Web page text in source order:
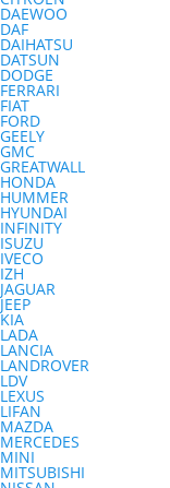
DAEWOO
DAF
DAIHATSU
DATSUN
DODGE
FERRARI
FIAT
FORD
GEELY
GMC
GREATWALL
HONDA
HUMMER
HYUNDAI
INFINITY
ISUZU
IVECO
IZH
JAGUAR
JEEP
KIA
LADA
LANCIA
LANDROVER
LDV
LEXUS
LIFAN
MAZDA
MERCEDES
MINI
MITSUBISHI